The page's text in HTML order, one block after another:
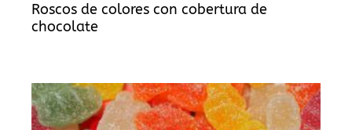
Roscos de colores con cobertura de
chocolate